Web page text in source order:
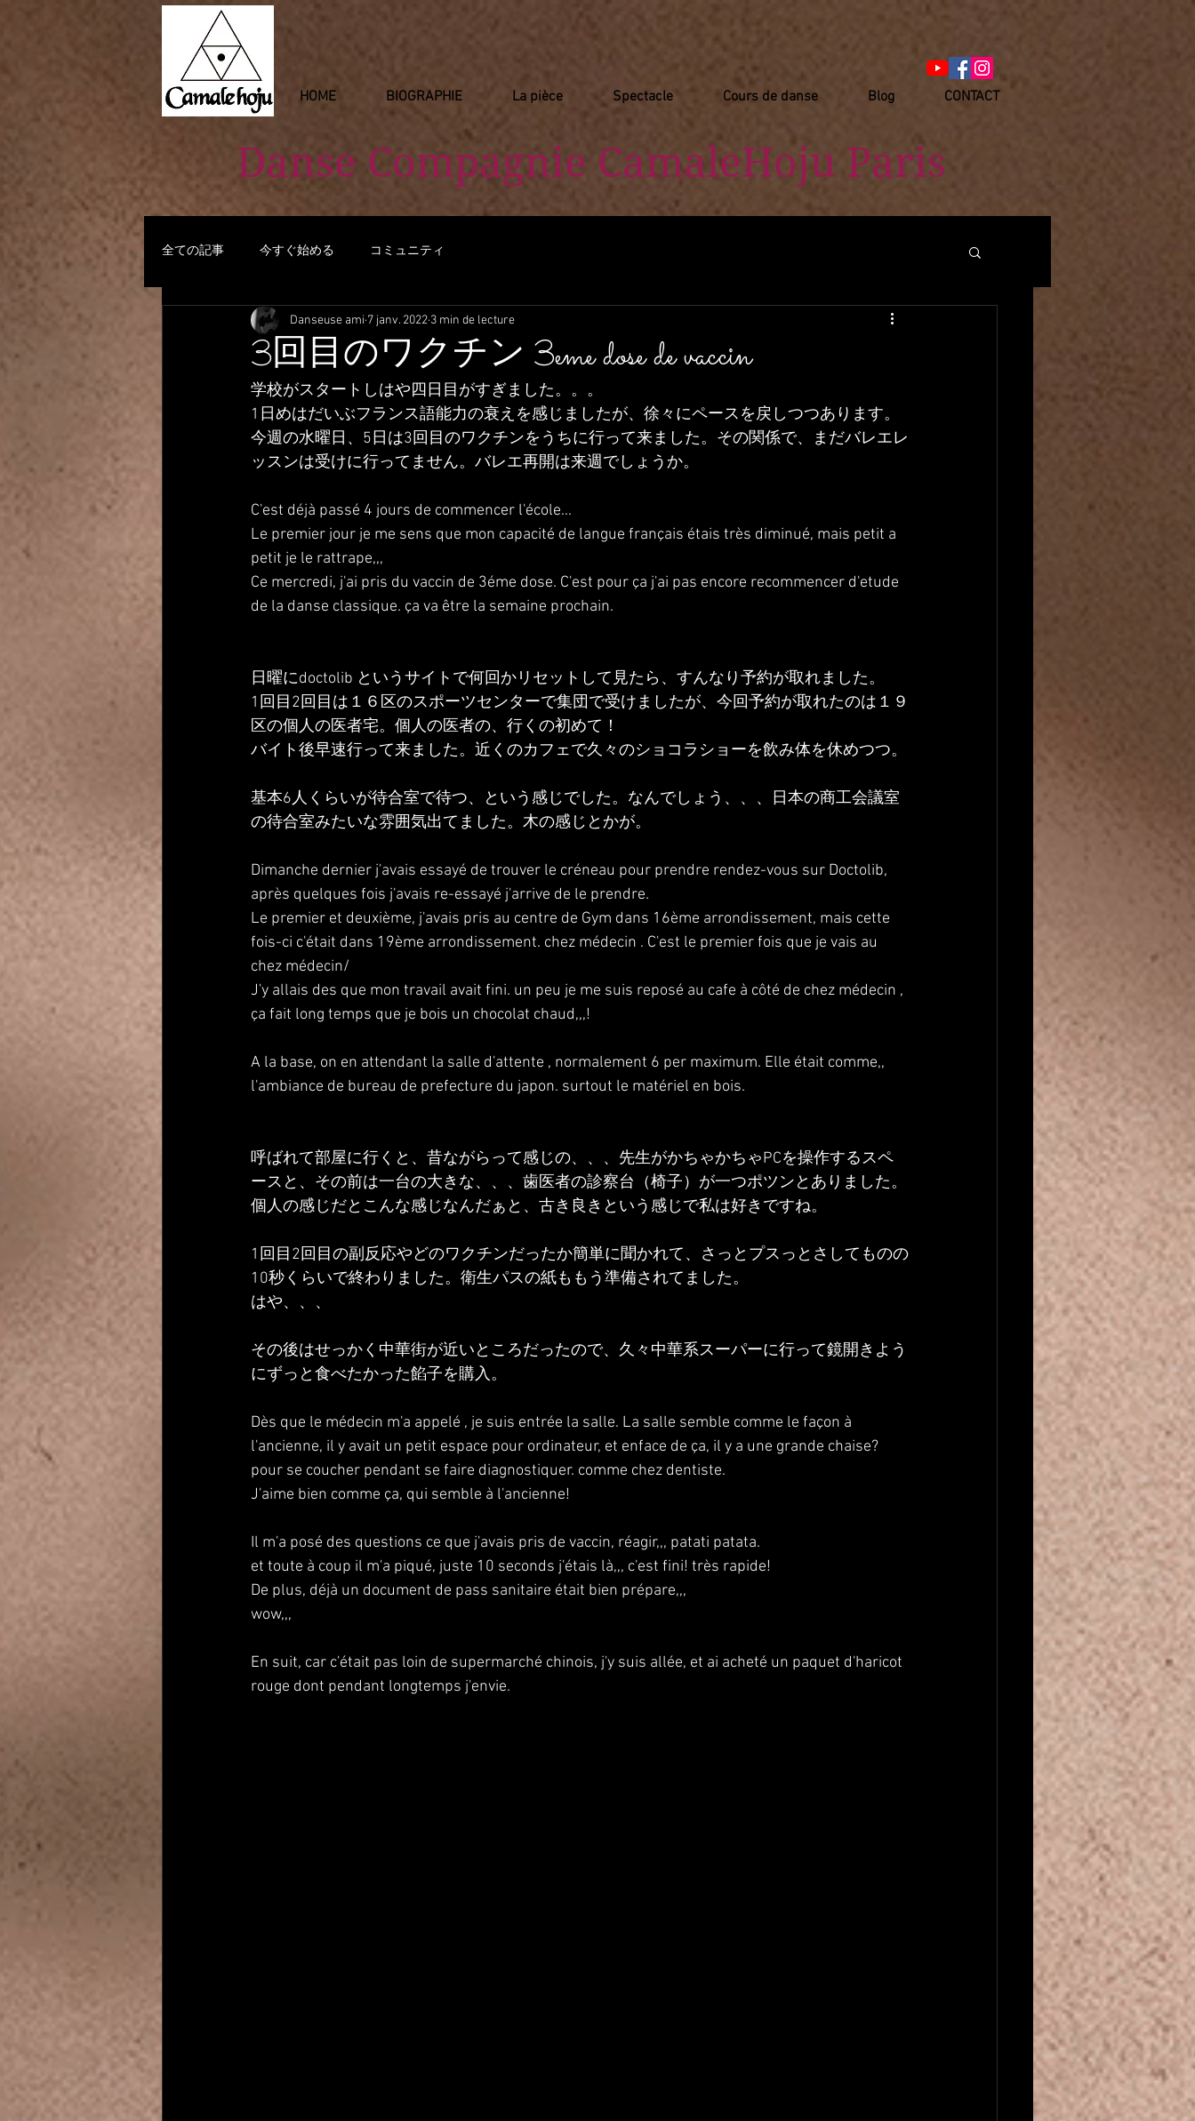
HOME BIOGRAPHIE La pièce Spectacle Cours de danse Blog CONTACT
Danse Compagnie ​ CamaleHoju Paris
全ての記事 今すぐ始める コミュニティ
3回目のワクチン 3eme dose de vaccin
Danseuse ami 7 janv. 2022 3 min de lecture
学校がスタートしはや四日目がすぎました。。。
1日めはだいぶフランス語能力の衰えを感じましたが、徐々にペースを戻しつつあります。
今週の水曜日、5日は3回目のワクチンをうちに行って来ました。その関係で、まだバレエレ
ッスンは受けに行ってません。バレエ再開は来週でしょうか。
C'est déjà passé 4 jours de commencer l'école...
Le premier jour je me sens que mon capacité de langue français étais très diminué, mais petit a
petit je le rattrape,,,
Ce mercredi, j'ai pris du vaccin de 3éme dose. C'est pour ça j'ai pas encore recommencer d'etude
de la danse classique. ça va être la semaine prochain.
日曜にdoctolib というサイトで何回かリセットして見たら、すんなり予約が取れました。
1回目2回目は１６区のスポーツセンターで集団で受けましたが、今回予約が取れたのは１９
区の個人の医者宅。個人の医者の、行くの初めて！
バイト後早速行って来ました。近くのカフェで久々のショコラショーを飲み体を休めつつ。
基本6人くらいが待合室で待つ、という感じでした。なんでしょう、、、日本の商工会議室
の待合室みたいな雰囲気出てました。木の感じとかが。
Dimanche dernier j'avais essayé de trouver le créneau pour prendre rendez-vous sur Doctolib,
après quelques fois j'avais re-essayé j'arrive de le prendre.
Le premier et deuxième, j'avais pris au centre de Gym dans 16ème arrondissement, mais cette
fois-ci c'était dans 19ème arrondissement. chez médecin . C'est le premier fois que je vais au
chez médecin/
J'y allais des que mon travail avait fini. un peu je me suis reposé au cafe à côté de chez médecin ,
ça fait long temps que je bois un chocolat chaud,,,!
A la base, on en attendant la salle d'attente , normalement 6 per maximum. Elle était comme,,
l'ambiance de bureau de prefecture du japon. surtout le matériel en bois.
呼ばれて部屋に行くと、昔ながらって感じの、、、先生がかちゃかちゃPCを操作するスペ
ースと、その前は一台の大きな、、、歯医者の診察台（椅子）が一つポツンとありました。
個人の感じだとこんな感じなんだぁと、古き良きという感じで私は好きですね。
1回目2回目の副反応やどのワクチンだったか簡単に聞かれて、さっとプスっとさしてものの
10秒くらいで終わりました。衛生パスの紙ももう準備されてました。
はや、、、
その後はせっかく中華街が近いところだったので、久々中華系スーパーに行って鏡開きよう
にずっと食べたかった餡子を購入。
Dès que le médecin m'a appelé , je suis entrée la salle. La salle semble comme le façon à
l'ancienne, il y avait un petit espace pour ordinateur, et enface de ça, il y a une grande chaise?
pour se coucher pendant se faire diagnostiquer. comme chez dentiste.
J'aime bien comme ça, qui semble à l'ancienne!
Il m'a posé des questions ce que j'avais pris de vaccin, réagir,,, patati patata.
et toute à coup il m'a piqué, juste 10 seconds j'étais là,,, c'est fini! très rapide!
De plus, déjà un document de pass sanitaire était bien prépare,,,
wow,,,
En suit, car c'était pas loin de supermarché chinois, j'y suis allée, et ai acheté un paquet d'haricot
rouge dont pendant longtemps j'envie.